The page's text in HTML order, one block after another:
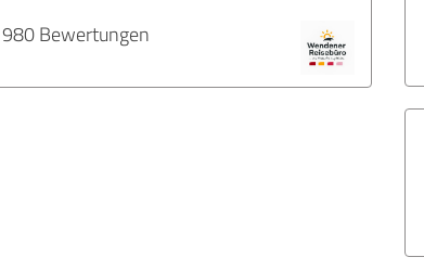
980 Bewertungen